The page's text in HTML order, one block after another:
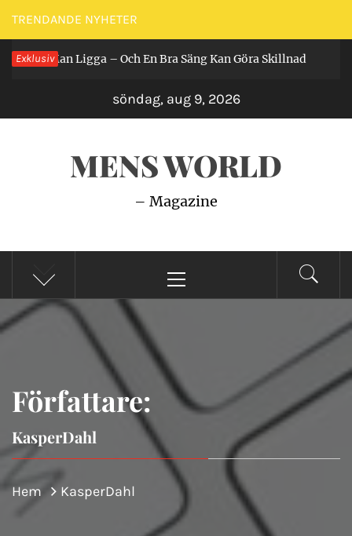
Hoppa
till
innehåll
TRENDANDE NYHETER
Exklusiv
Får Man Ligga – Och En Bra Säng Kan Göra Skillnad
söndag, aug 9, 2026
MENS WORLD
– Magazine
meny
Författare:
KasperDahl
Hem KasperDahl